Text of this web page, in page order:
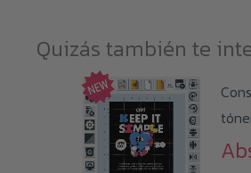
Quizás también te